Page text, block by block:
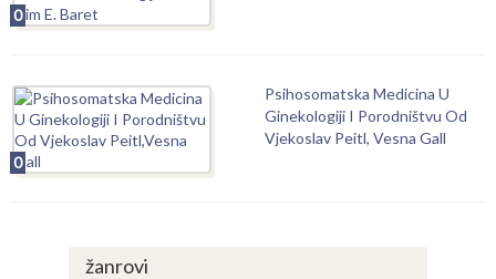
0
0
Psihosomatska Medicina U
Ginekologiji I Porodništvu Od
Vjekoslav Peitl, Vesna Gall
žanrovi